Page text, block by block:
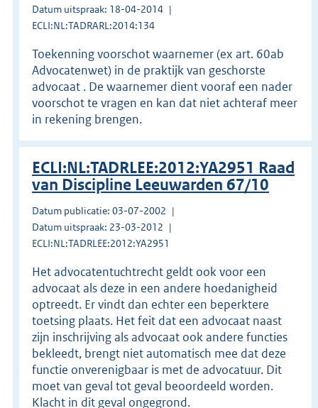
Datum uitspraak: 18-04-2014
ECLI:NL:TADRARL:2014:134
Toekenning voorschot waarnemer (ex art. 60ab
Advocatenwet) in de praktijk van geschorste
advocaat . De waarnemer dient vooraf een nader
voorschot te vragen en kan dat niet achteraf meer
in rekening brengen.
ECLI:NL:TADRLEE:2012:YA2951 Raad
van Discipline Leeuwarden 67/10
Datum publicatie: 03-07-2002
Datum uitspraak: 23-03-2012
ECLI:NL:TADRLEE:2012:YA2951
Het advocatentuchtrecht geldt ook voor een
advocaat als deze in een andere hoedanigheid
optreedt. Er vindt dan echter een beperktere
toetsing plaats. Het feit dat een advocaat naast
zijn inschrijving als advocaat ook andere functies
bekleedt, brengt niet automatisch mee dat deze
functie onverenigbaar is met de advocatuur. Dit
moet van geval tot geval beoordeeld worden.
Klacht in dit geval ongegrond.